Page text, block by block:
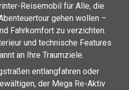
Reisemobil für Alle, die
gehen wollen –
Fahrkomfort zu verzichten.
und technische Features
an Ihre Traumziele.
entlangfahren oder
der Mega Re-Aktiv